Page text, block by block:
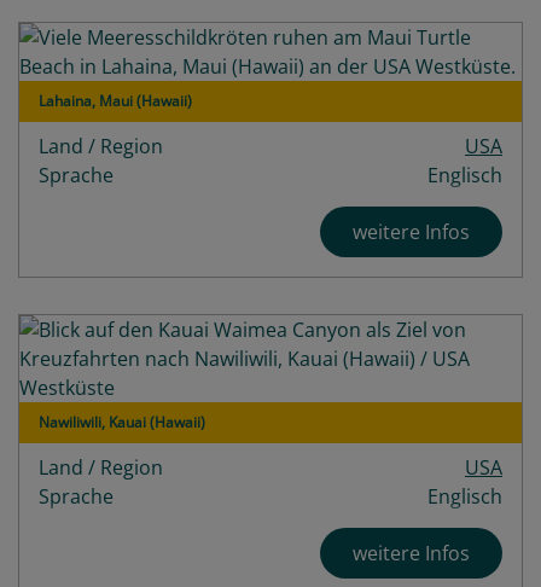
Lahaina, Maui (Hawaii)
Land / Region
USA
Sprache
Englisch
weitere Infos
Nawiliwili, Kauai (Hawaii)
Land / Region
USA
Sprache
Englisch
weitere Infos